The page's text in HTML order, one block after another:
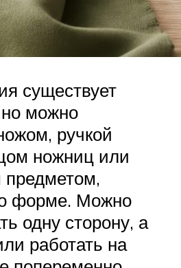
существует
можно
ручкой
ножниц или
форме. Можно
одну сторону, а
работать на